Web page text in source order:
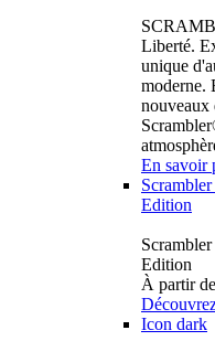
Liberté.
unique
moderne.
nouveaux
En savoir
Edition
Edition
À partir
Icon dark